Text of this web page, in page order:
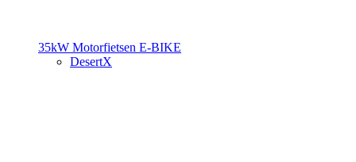
35kW Motorfietsen E-BIKE
DesertX